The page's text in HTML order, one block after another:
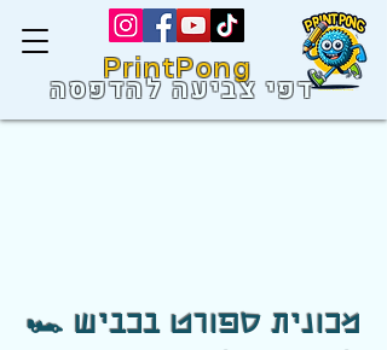
PrintPong
דפי צביעה להדפסה
🏎️ מכונית ספורט בכביש